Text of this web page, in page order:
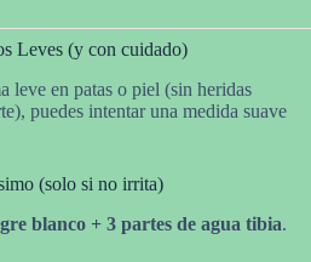
Leves (y con cuidado)
leve en patas o piel (sin heridas
puedes intentar una medida suave
(solo si no irrita)
blanco + 3 partes de agua tibia.